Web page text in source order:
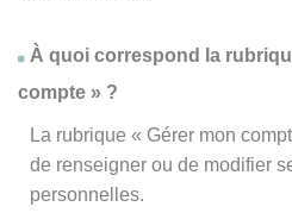
À quoi correspond la
compte » ?
La rubrique « Gérer mon
de renseigner ou de modifier
personnelles.